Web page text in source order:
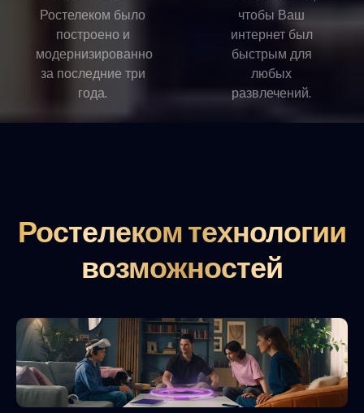
Ростелеком было
построено и
модернизированно
за последние три
года.
чтобы Ваш
интернет был
быстрым для
любых
развлечений.
Ростелеком технологии
возможностей